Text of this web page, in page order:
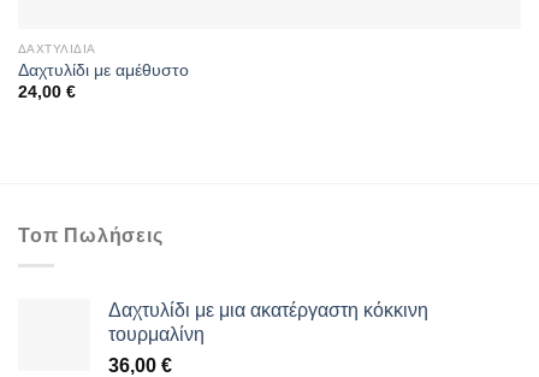
ΔΑΧΤΥΛΊΔΙΑ
Δαχτυλίδι με αμέθυστο
24,00 €
Τοπ Πωλήσεις
Δαχτυλίδι με μια ακατέργαστη κόκκινη
τουρμαλίνη
36,00 €